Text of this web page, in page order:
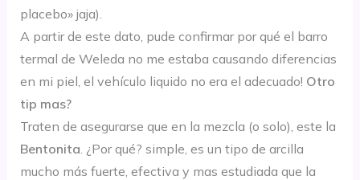
placebo» jaja).
A partir de este dato, pude confirmar por qué el barro
termal de Weleda no me estaba causando diferencias
en mi piel, el vehículo liquido no era el adecuado! Otro
tip mas?
Traten de asegurarse que en la mezcla (o solo), este la
Bentonita . ¿Por qué? simple, es un tipo de arcilla
mucho más fuerte, efectiva y mas estudiada que la